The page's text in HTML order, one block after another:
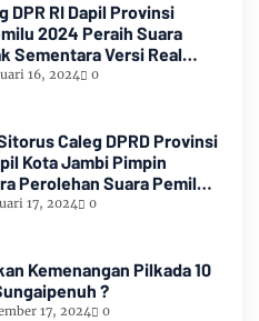
DPR RI Dapil Provinsi
2024 Peraih Suara
Sementara Versi Real
RI16, 2024 0
Caleg DPRD Provinsi
Kota Jambi Pimpin
Suara Pemilu
17, 2024 0
Kemenangan Pilkada 10
?
17, 2024 0